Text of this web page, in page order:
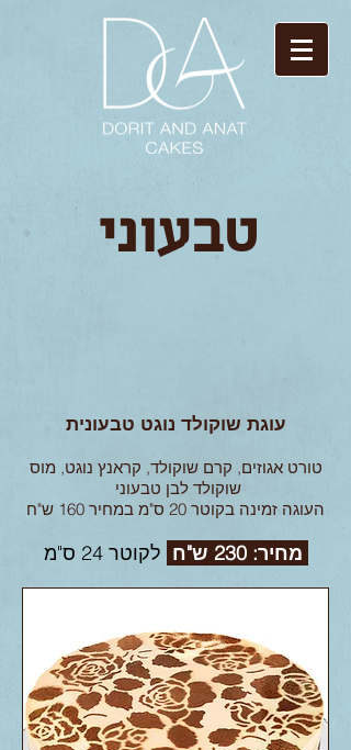
טבעוני
עוגת שוקולד נוגט טבעונית
טורט אגוזים, קרם שוקולד, קראנץ נוגט, מוס
שוקולד לבן טבעוני
העוגה זמינה בקוטר 20 ס"מ במחיר 160 ש"ח
מחיר: 230 ש"ח לקוטר 24 ס"מ